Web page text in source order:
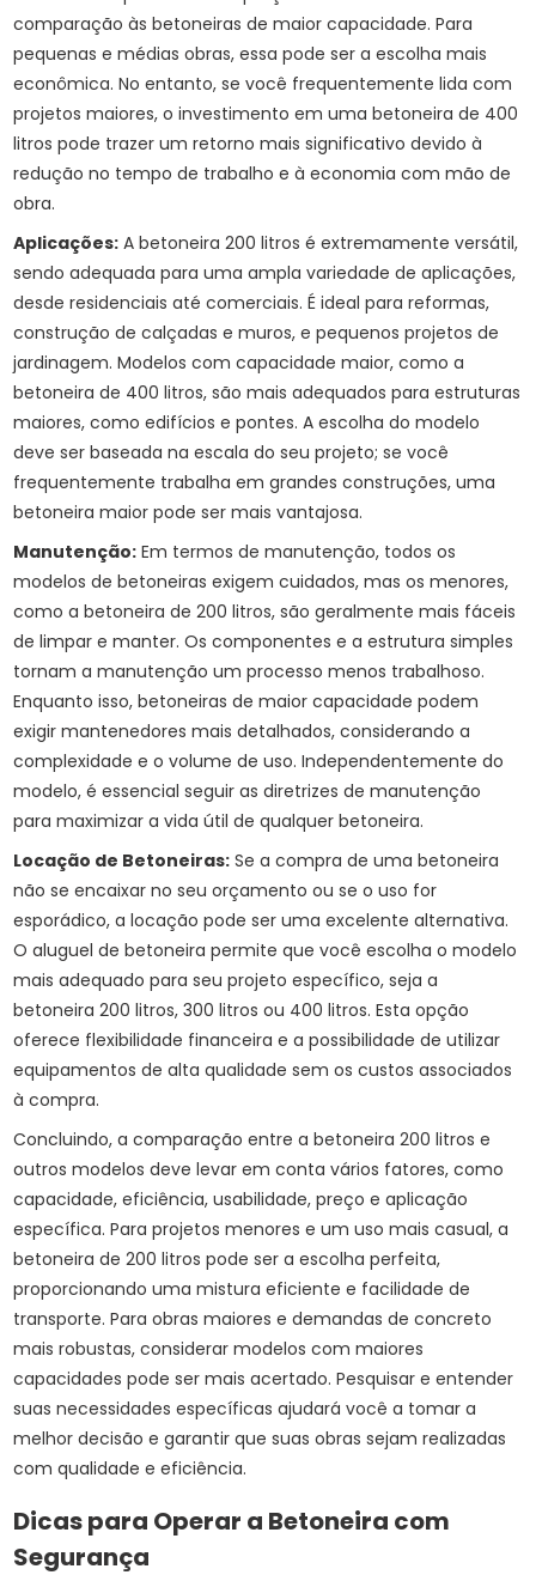
comparação às betoneiras de maior capacidade. Para
pequenas e médias obras, essa pode ser a escolha mais
econômica. No entanto, se você frequentemente lida com
projetos maiores, o investimento em uma betoneira de 400
litros pode trazer um retorno mais significativo devido à
redução no tempo de trabalho e à economia com mão de
obra.
Aplicações: A betoneira 200 litros é extremamente versátil,
sendo adequada para uma ampla variedade de aplicações,
desde residenciais até comerciais. É ideal para reformas,
construção de calçadas e muros, e pequenos projetos de
jardinagem. Modelos com capacidade maior, como a
betoneira de 400 litros, são mais adequados para estruturas
maiores, como edifícios e pontes. A escolha do modelo
deve ser baseada na escala do seu projeto; se você
frequentemente trabalha em grandes construções, uma
betoneira maior pode ser mais vantajosa.
Manutenção: Em termos de manutenção, todos os
modelos de betoneiras exigem cuidados, mas os menores,
como a betoneira de 200 litros, são geralmente mais fáceis
de limpar e manter. Os componentes e a estrutura simples
tornam a manutenção um processo menos trabalhoso.
Enquanto isso, betoneiras de maior capacidade podem
exigir mantenedores mais detalhados, considerando a
complexidade e o volume de uso. Independentemente do
modelo, é essencial seguir as diretrizes de manutenção
para maximizar a vida útil de qualquer betoneira.
Locação de Betoneiras: Se a compra de uma betoneira
não se encaixar no seu orçamento ou se o uso for
esporádico, a locação pode ser uma excelente alternativa.
O aluguel de betoneira permite que você escolha o modelo
mais adequado para seu projeto específico, seja a
betoneira 200 litros, 300 litros ou 400 litros. Esta opção
oferece flexibilidade financeira e a possibilidade de utilizar
equipamentos de alta qualidade sem os custos associados
à compra.
Concluindo, a comparação entre a betoneira 200 litros e
outros modelos deve levar em conta vários fatores, como
capacidade, eficiência, usabilidade, preço e aplicação
específica. Para projetos menores e um uso mais casual, a
betoneira de 200 litros pode ser a escolha perfeita,
proporcionando uma mistura eficiente e facilidade de
transporte. Para obras maiores e demandas de concreto
mais robustas, considerar modelos com maiores
capacidades pode ser mais acertado. Pesquisar e entender
suas necessidades específicas ajudará você a tomar a
melhor decisão e garantir que suas obras sejam realizadas
com qualidade e eficiência.
Dicas para Operar a Betoneira com
Segurança